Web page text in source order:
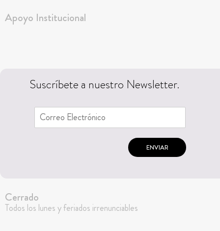
Apoyo Institucional
Suscríbete a nuestro Newsletter.
ENVIAR
Cerrado
Todos los lunes y feriados irrenunciables